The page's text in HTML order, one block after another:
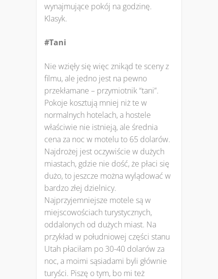
wynajmujące pokój na godzinę.
Klasyk.
#Tani
Nie wzięły się więc znikąd te sceny z
filmu, ale jedno jest na pewno
przekłamane – przymiotnik “tani”.
Pokoje kosztują mniej niż te w
normalnych hotelach, a hostele
właściwie nie istnieją, ale średnia
cena za noc w motelu to 65 dolarów.
Najdrożej jest oczywiście w dużych
miastach, gdzie nie dość, że płaci się
dużo, to jeszcze można wylądować w
bardzo złej dzielnicy.
Najprzyjemniejsze motele są w
miejscowościach turystycznych,
oddalonych od dużych miast. Na
przykład w południowej części stanu
Utah płaciłam po 30-40 dolarów za
noc, a moimi sąsiadami byli głównie
turyści. Piszę o tym, bo mi też